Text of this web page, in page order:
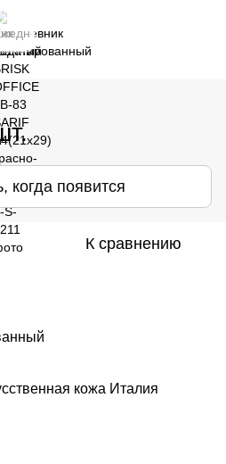
когда появится
К сравнению
кожа Италия
176л.